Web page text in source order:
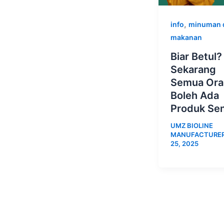
info, minuman
makanan
Biar Betul?
Sekarang
Semua
Boleh Ada
Produk
UMZ BIOLINE
25, 2025